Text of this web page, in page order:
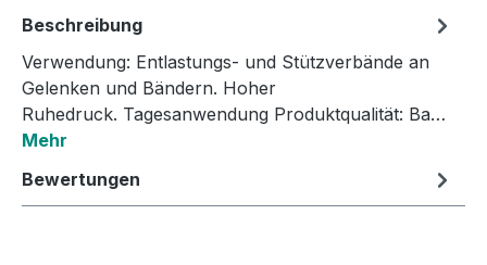
Beschreibung
Verwendung: Entlastungs- und Stützverbände an
Gelenken und Bändern. Hoher
Ruhedruck. Tagesanwendung Produktqualität: Ba…
Mehr
Bewertungen